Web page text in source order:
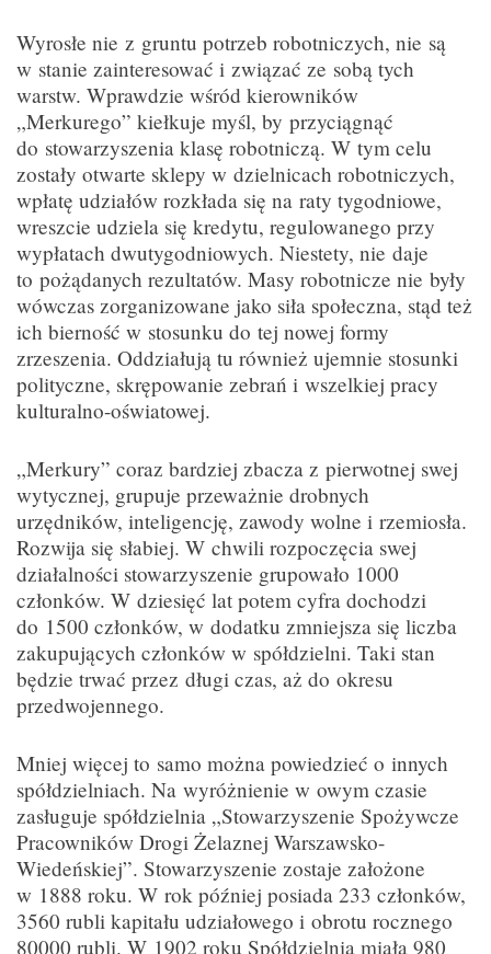
Wyrosłe nie z gruntu potrzeb robotniczych, nie są
w stanie zainteresować i związać ze sobą tych
warstw. Wprawdzie wśród kierowników
„Merkurego” kiełkuje myśl, by przyciągnąć
do stowarzyszenia klasę robotniczą. W tym celu
zostały otwarte sklepy w dzielnicach robotniczych,
wpłatę udziałów rozkłada się na raty tygodniowe,
wreszcie udziela się kredytu, regulowanego przy
wypłatach dwutygodniowych. Niestety, nie daje
to pożądanych rezultatów. Masy robotnicze nie były
wówczas zorganizowane jako siła społeczna, stąd też
ich bierność w stosunku do tej nowej formy
zrzeszenia. Oddziałują tu również ujemnie stosunki
polityczne, skrępowanie zebrań i wszelkiej pracy
kulturalno-oświatowej.
„Merkury” coraz bardziej zbacza z pierwotnej swej
wytycznej, grupuje przeważnie drobnych
urzędników, inteligencję, zawody wolne i rzemiosła.
Rozwija się słabiej. W chwili rozpoczęcia swej
działalności stowarzyszenie grupowało 1000
członków. W dziesięć lat potem cyfra dochodzi
do 1500 członków, w dodatku zmniejsza się liczba
zakupujących członków w spółdzielni. Taki stan
będzie trwać przez długi czas, aż do okresu
przedwojennego.
Mniej więcej to samo można powiedzieć o innych
spółdzielniach. Na wyróżnienie w owym czasie
zasługuje spółdzielnia „Stowarzyszenie Spożywcze
Pracowników Drogi Żelaznej Warszawsko-
Wiedeńskiej”. Stowarzyszenie zostaje założone
w 1888 roku. W rok później posiada 233 członków,
3560 rubli kapitału udziałowego i obrotu rocznego
80000 rubli. W 1902 roku Spółdzielnia miała 980